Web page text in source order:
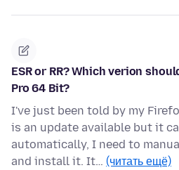
ESR or RR? Which verion
Pro 64 Bit?
I've just been told by my
is an update available but it
automatically, I need to
and install it. It… (читать ещё)